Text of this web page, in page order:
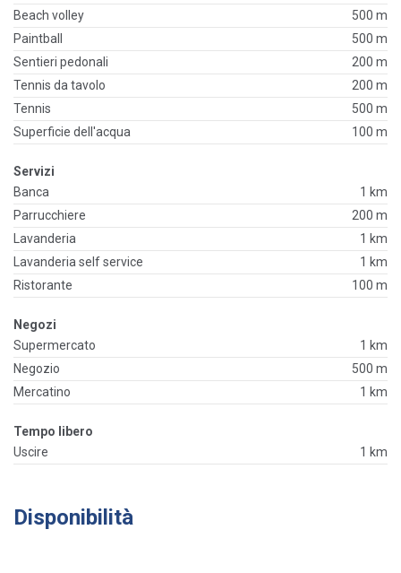
Beach volley
500 m
Paintball
500 m
Sentieri pedonali
200 m
Tennis da tavolo
200 m
Tennis
500 m
Superficie dell'acqua
100 m
Servizi
Banca
1 km
Parrucchiere
200 m
Lavanderia
1 km
Lavanderia self service
1 km
Ristorante
100 m
Negozi
Supermercato
1 km
Negozio
500 m
Mercatino
1 km
Tempo libero
Uscire
1 km
Disponibilità